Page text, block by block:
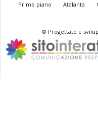
Primo piano Atalanta
© Progettato e